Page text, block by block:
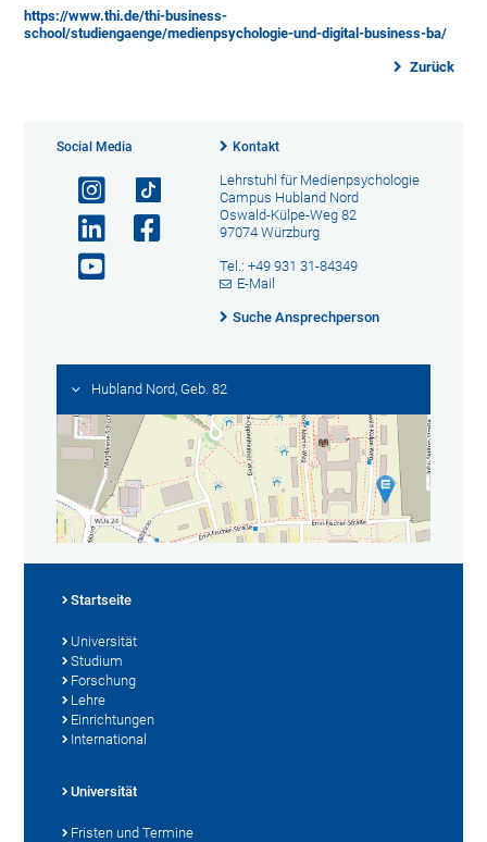
https://www.thi.de/thi-business-
school/studiengaenge/medienpsychologie-und-digital-business-ba/
Zurück
Social Media Kontakt
Lehrstuhl für Medienpsychologie
Campus Hubland Nord
Oswald-Külpe-Weg 82
97074 Würzburg
Tel.: +49 931 31-84349
E-Mail
Suche Ansprechperson
Hubland Nord, Geb. 82
Startseite
Universität
Studium
Forschung
Lehre
Einrichtungen
International
Universität
Fristen und Termine